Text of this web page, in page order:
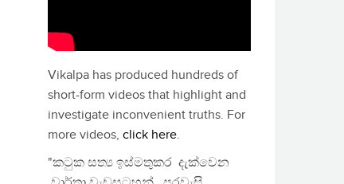
Vikalpa has produced hundreds of
short-form videos that highlight and
investigate inconvenient truths. For
more videos, click here.
"කටුක සත්‍ය ඉස්මතුකර දැක්වෙන